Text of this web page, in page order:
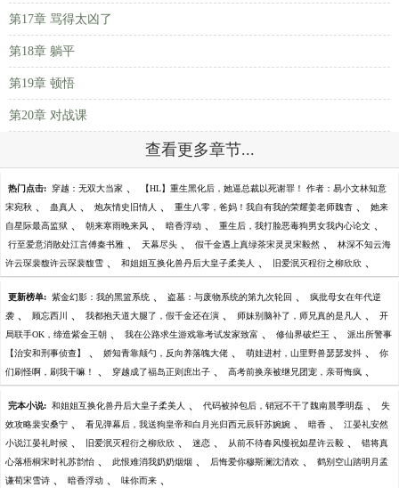
第17章 骂得太凶了
第18章 躺平
第19章 顿悟
第20章 对战课
查看更多章节...
热门点击: 穿越：无双大当家 、 【HL】重生黑化后，她逼总裁以死谢罪！ 作者：易小文林知意
宋宛秋 、 蛊真人 、 炮灰情史旧情人 、 重生八零，爸妈！我自有我的荣耀姜老师魏杳 、 她来
自星际最高监狱 、 朝来寒雨晚来风 、 暗香浮动 、 重生后，我打脸恶毒狗男女我内心论文 、
行至爱意消散处江言傅秦书雅 、 天幕尽头 、 假千金遇上真绿茶宋灵灵宋毅然 、 林深不知云海
许云琛裴馥许云琛裴馥雪 、 和姐姐互换化兽丹后大皇子柔美人 、 旧爱泯灭程衍之柳欣欣 、
更新榜单: 紫金幻影：我的黑篮系统 、 盗墓：与废物系统的第九次轮回 、 疯批母女在年代逆
袭 、 顾忘西川 、 我都抱天道大腿了，假千金还在演 、 师妹别脑补了，师兄真的是凡人 、 开
局联手OK，缔造紫金王朝 、 我在公路求生游戏靠考试发家致富 、 修仙界破烂王 、 派出所警事
【治安和刑事侦查】 、 娇知青靠颠勺，反向养落魄大佬 、 萌娃进村，山里野兽瑟瑟发抖 、 你
们刷怪啊，刷我干嘛！ 、 穿越成了福岛正则庶出子 、 高考前换亲被继兄团宠，亲哥悔疯 、
完本小说: 和姐姐互换化兽丹后大皇子柔美人 、 代码被掉包后，销冠不干了魏南晨季明磊 、 失
效攻略裴安桑宁 、 看见弹幕后，我送狗皇帝和白月光归西元辰轩苏婉婉 、 暗香 、 江晏礼安然
小说江晏礼时候 、 旧爱泯灭程衍之柳欣欣 、 迷恋 、 从前不待春风慢祝如星许云毅 、 错将真
心落梧桐宋时礼苏韵怡 、 此恨难消我奶奶烟烟 、 后悔爱你穆斯澜沈清欢 、 鹤别空山踏明月孟
谦荀宋雪诗 、 暗香浮动 、 味你而来 、